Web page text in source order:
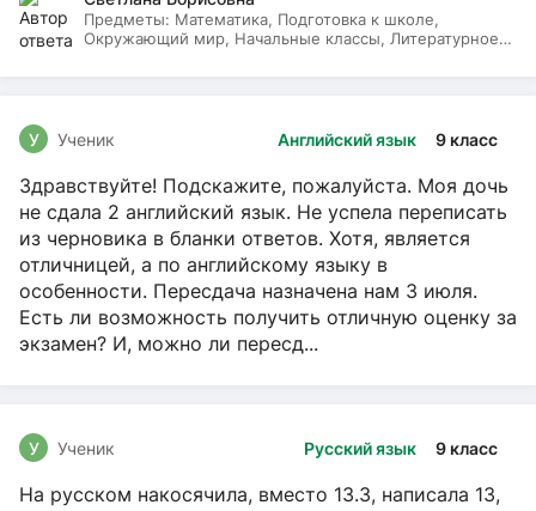
Предметы: Математика, Подготовка к школе,
Окружающий мир, Начальные классы, Литературное
Английский язык 9 класс
У Ученик
Здравствуйте! Подскажите, пожалуйста. Моя дочь
не сдала 2 английский язык. Не успела переписать
из черновика в бланки ответов. Хотя, является
отличницей, а по английскому языку в
особенности. Пересдача назначена нам 3 июля.
Есть ли возможность получить отличную оценку за
экзамен? И, можно ли пересд...
Русский язык 9 класс
У Ученик
На русском накосячила, вместо 13.3, написала 13,